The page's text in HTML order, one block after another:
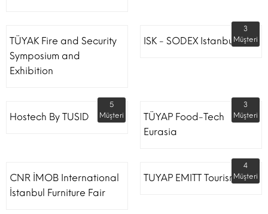
TÜYAK Fire and Security
Symposium and
Exhibition
ISK - SODEX Istanbul
3
Müşteri
Hostech By TUSID
5
Müşteri
TÜYAP Food-Tech
Eurasia
3
Müşteri
CNR İMOB International
İstanbul Furniture Fair
TUYAP EMITT Tourism Fair
4
Müşteri